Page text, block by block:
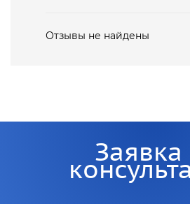
Отзывы не найдены
Заявка